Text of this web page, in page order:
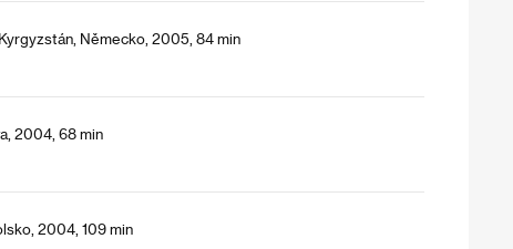
Německo, 2005, 84 min
2004, 68 min
2004, 109 min